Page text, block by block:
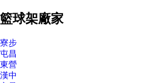
籃球架廠家
寮步
屯昌
東營
漢中